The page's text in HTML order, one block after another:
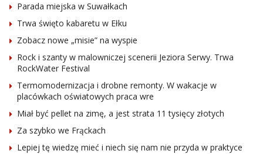
Parada miejska w Suwałkach
Trwa święto kabaretu w Ełku
Zobacz nowe „misie” na wyspie
Rock i szanty w malowniczej scenerii Jeziora Serwy. Trwa
RockWater Festival
Termomodernizacja i drobne remonty. W wakacje w
placówkach oświatowych praca wre
Miał być pellet na zimę, a jest strata 11 tysięcy złotych
Za szybko we Frąckach
Lepiej tę wiedzę mieć i niech się nam nie przyda w praktyce